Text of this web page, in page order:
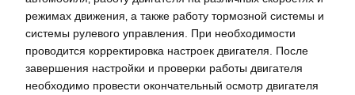
режимах движения‚ а также работу тормозной системы и
системы рулевого управления. При необходимости
проводится корректировка настроек двигателя. После
завершения настройки и проверки работы двигателя
необходимо провести окончательный осмотр двигателя